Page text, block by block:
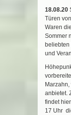
18.08.20
Türen
Waren
Sommer
beliebten
und
anbietet.
findet
17 Uhr